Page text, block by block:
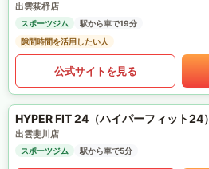
出雲荻杼店
スポーツジム
駅から車で19分
隙間時間を活用したい人
公式サイトを見る
HYPER FIT 24（ハイパーフィット24）
出雲斐川店
スポーツジム 駅から車で5分